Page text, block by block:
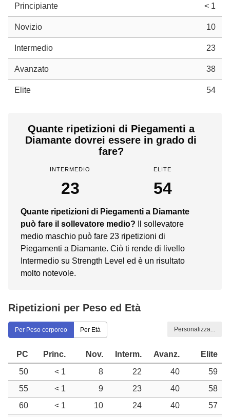
Principiante < 1
Novizio 10
Intermedio 23
Avanzato 38
Elite 54
Quante ripetizioni di Piegamenti a
Diamante dovrei essere in grado di
fare?
INTERMEDIO
23
ELITE
54
Quante ripetizioni di Piegamenti a Diamante
può fare il sollevatore medio?
Il sollevatore
medio maschio può fare 23 ripetizioni di
Piegamenti a Diamante. Ciò ti rende di livello
Intermedio su Strength Level ed è un risultato
molto notevole.
Ripetizioni per Peso ed Età
Per Peso corporeo Per Età Personalizza...
PC Princ. Nov. Interm. Avanz.
Elite
50
< 1 8 22 40
59
55
< 1 9 23 40
58
60
< 1 10 24 40
57